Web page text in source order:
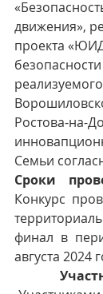
движения»,
проекта
Ростова-на-
Семьи
Конкурс
финал в
августа 2024